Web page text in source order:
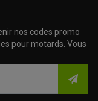
nos codes promo
pour motards. Vous